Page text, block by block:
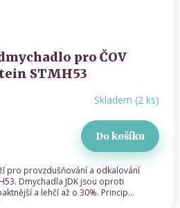
pro ČOV
STMH53
Skladem (2 ks)
Do košíku
pro provzdušňování a odkalování
Dmychadla JDK jsou oproti
a lehčí až o 30%. Princip...